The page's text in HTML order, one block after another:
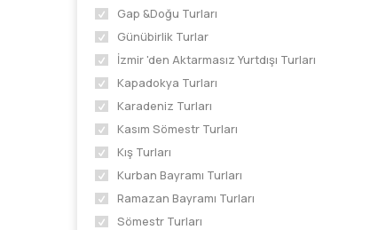
Gap &Doğu Turları
Günübirlik Turlar
İzmir 'den Aktarmasız Yurtdışı Turları
Kapadokya Turları
Karadeniz Turları
Kasım Sömestr Turları
Kış Turları
Kurban Bayramı Turları
Ramazan Bayramı Turları
Sömestr Turları